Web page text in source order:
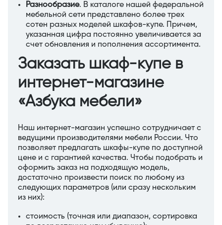
Разнообразие. В каталоге нашей федеральной
мебельной сети представлено более трех
сотен разных моделей шкафов-купе. Причем,
указанная цифра постоянно увеличивается за
счет обновления и пополнения ассортимента.
Заказать шкаф-купе в
интернет-магазине
«Азбука мебели»
Наш интернет-магазин успешно сотрудничает с
ведущими производителями мебели России. Что
позволяет предлагать шкафы-купе по доступной
цене и с гарантией качества. Чтобы подобрать и
оформить заказ на подходящую модель,
достаточно произвести поиск по любому из
следующих параметров (или сразу нескольким
из них):
стоимость (точная или диапазон, сортировка